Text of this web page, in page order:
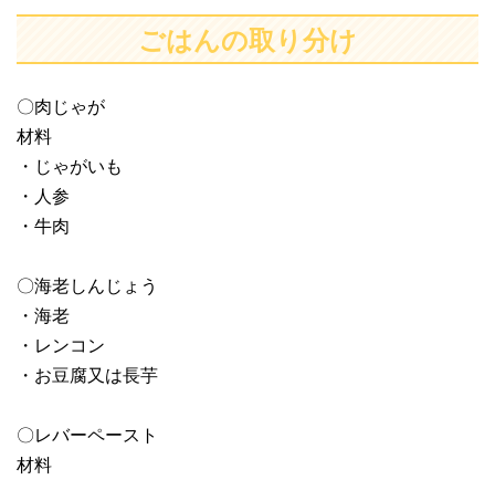
ごはんの取り分け
〇肉じゃが
材料
・じゃがいも
・人参
・牛肉
〇海老しんじょう
・海老
・レンコン
・お豆腐又は長芋
〇レバーペースト
材料